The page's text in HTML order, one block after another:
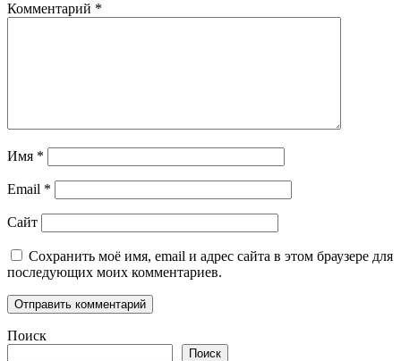
Комментарий *
Имя *
Email *
Сайт
Сохранить моё имя, email и адрес сайта в этом браузере для
последующих моих комментариев.
Поиск
Поиск